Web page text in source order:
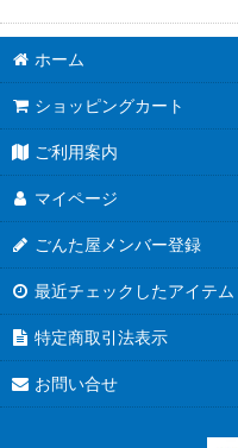
ホーム
ショッピングカート
ご利用案内
マイページ
ごんた屋メンバー登録
最近チェックしたアイテム
特定商取引法表示
お問い合せ